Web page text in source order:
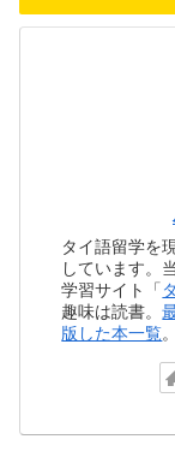
タイ語留学を
しています。
学習サイト「
趣味は読書。
版した本一覧